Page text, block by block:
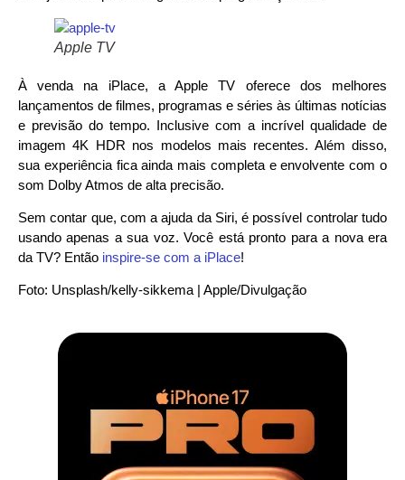
Apple TV
À venda na iPlace, a Apple TV oferece dos melhores
lançamentos de filmes, programas e séries às últimas notícias
e previsão do tempo. Inclusive com a incrível qualidade de
imagem 4K HDR nos modelos mais recentes. Além disso,
sua experiência fica ainda mais completa e envolvente com o
som Dolby Atmos de alta precisão.
Sem contar que, com a ajuda da Siri, é possível controlar tudo
usando apenas a sua voz. Você está pronto para a nova era
da TV? Então inspire-se com a iPlace!
Foto: Unsplash/kelly-sikkema | Apple/Divulgação